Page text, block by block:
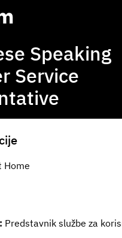
Speaking
Service
Home
Predstavnik službe za